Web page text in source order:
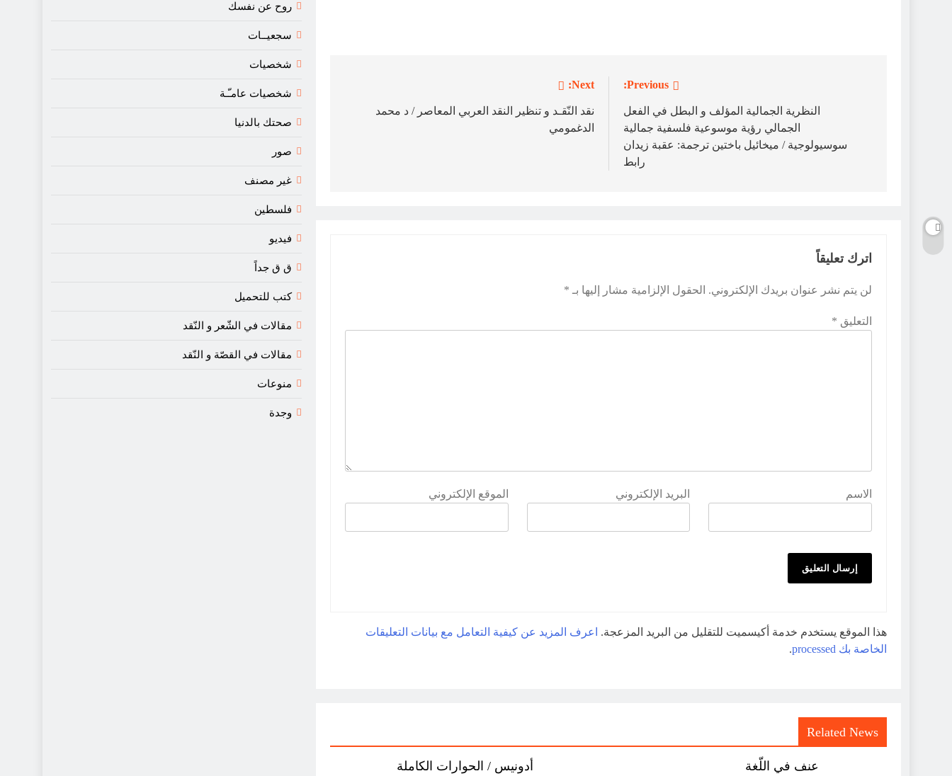
المقالات
Previous:
النظرية الجمالية المؤلف و البطل في الفعل
الجمالي رؤية موسوعية فلسفية جمالية
سوسيولوجية / ميخائيل باختين ترجمة: عقبة زيدان
رابط
Next:
نقد النّقـد و تنظير النقد العربي المعاصر / د محمد
الدغمومي
اترك تعليقاً
لن يتم نشر عنوان بريدك الإلكتروني. الحقول الإلزامية مشار إليها بـ *
التعليق *
الاسم البريد الإلكتروني الموقع الإلكتروني
هذا الموقع يستخدم خدمة أكيسميت للتقليل من البريد المزعجة.
اعرف المزيد عن كيفية التعامل مع بيانات التعليقات
الخاصة بك processed
.
Related News
عنف في اللّغة أدونيس / الحوارات الكاملة
روح عن نفسك
سجعيــات
شخصيات
شخصيات عامـّـة
صحتك بالدنيا
صور
غير مصنف
فلسطين
فيديو
ق ق جداً
كتب للتحميل
مقالات في الشّعر و النّقد
مقالات في القصّة و النّقد
منوعات
وجدة